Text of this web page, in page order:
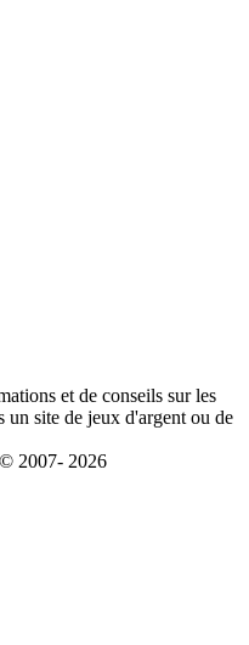
et de conseils sur les
un site de jeux d'argent ou de
2007- 2026